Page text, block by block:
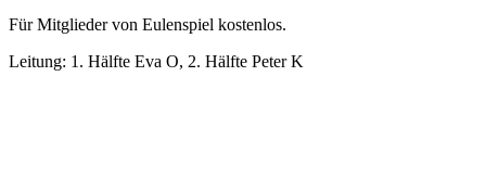
Für Mitglieder von Eulenspiel kostenlos.
Leitung: 1. Hälfte Eva O, 2. Hälfte Peter K